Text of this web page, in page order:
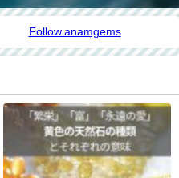
Follow anamgems